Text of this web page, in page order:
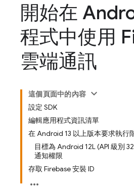
開始在
程式中使用
雲端通訊
這個頁面中的內容
設定 SDK
編輯應用程式資訊清單
在 Android 13 以上版本要求執行
目標為 Android 12L (API 級別
通知權限
存取 Firebase 安裝 ID